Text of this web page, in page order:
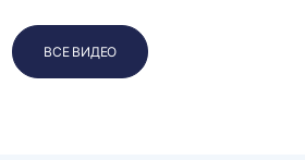
ВСЕ ВИДЕО